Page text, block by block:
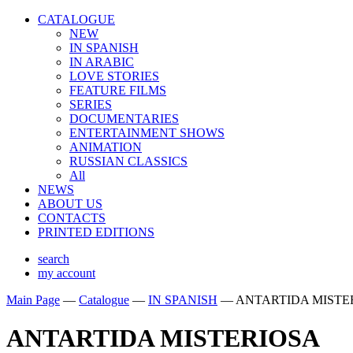
CATALOGUE
NEW
IN SPANISH
IN ARABIС
LOVE STORIES
FEATURE FILMS
SERIES
DOCUMENTARIES
ENTERTAINMENT SHOWS
ANIMATION
RUSSIAN CLASSICS
All
NEWS
ABOUT US
CONTACTS
PRINTED EDITIONS
search
my account
Main Page — Catalogue — IN SPANISH — ANTARTIDA
ANTARTIDA MISTERIOSA